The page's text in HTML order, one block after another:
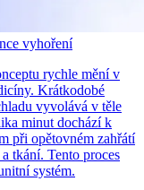
vyhoření
rychle mění v
Krátkodobé
vyvolává v těle
minut dochází k
při opětovném zahřátí
tkání. Tento proces
systém.